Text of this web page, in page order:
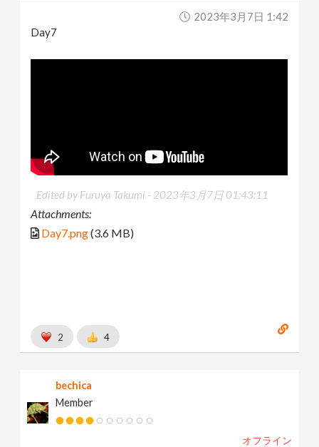
2023年3月7日 1:42
Day7
Edited by Furuya Takumi - 2023年3月7日 01:43:11
Attachments:
Day7.png(3.6 MB)
2 4
bechica
Member
オフライン